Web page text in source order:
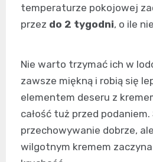
temperaturze pokojowej
przez do 2 tygodni, o ile
Nie warto trzymać ich w
zawsze miękną i robią się
elementem deseru z
całość tuż przed
przechowywanie dobrze,
wilgotnym kremem